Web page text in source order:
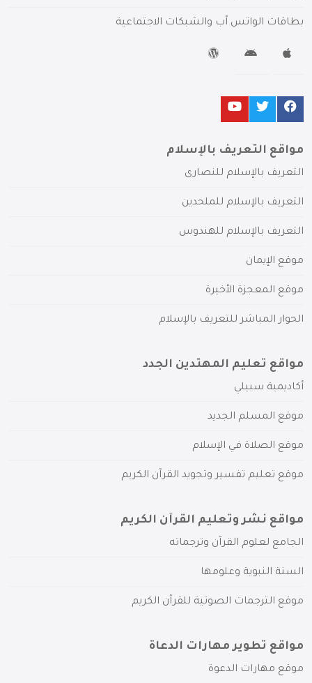
بطاقات الواتس آب والشبكات الاجتماعية
مواقع التعريف بالإسلام
التعريف بالإسلام للنصارى
التعريف بالإسلام للملحدين
التعريف بالإسلام للهندوس
موقع الإيمان
موقع المعجزة الأخيرة
الحوار المباشر للتعريف بالإسلام
مواقع تعليم المهتدين الجدد
أكاديمية سبيلي
موقع المسلم الجديد
موقع الصلاة في الإسلام
موقع تعليم تفسير وتجويد القرآن الكريم
مواقع نشر وتعليم القرآن الكريم
الجامع لعلوم القرآن وترجماته
السنة النبوية وعلومها
موقع الترجمات الصوتية للقرآن الكريم
مواقع تطوير مهارات الدعاة
موقع مهارات الدعوة